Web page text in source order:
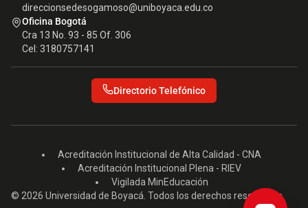
direccionsedesogamoso@uniboyaca.edu.co
Oficina Bogotá
Cra 13 No. 93 - 85 Of. 306
Cel: 3180757141
Directorio Telefónico
Acreditación Institucional de Alta Calidad - CNA
Acreditación Institucional Plena - RIEV
Vigilada MinEducación
© 2026 Universidad de Boyacá. Todos los derechos reservados.